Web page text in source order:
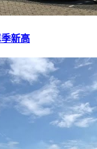
新高